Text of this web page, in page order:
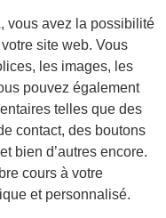
vous avez la possibilité
site web. Vous
les images, les
pouvez également
telles que des
contact, des boutons
bien d’autres encore.
cours à votre
et personnalisé.